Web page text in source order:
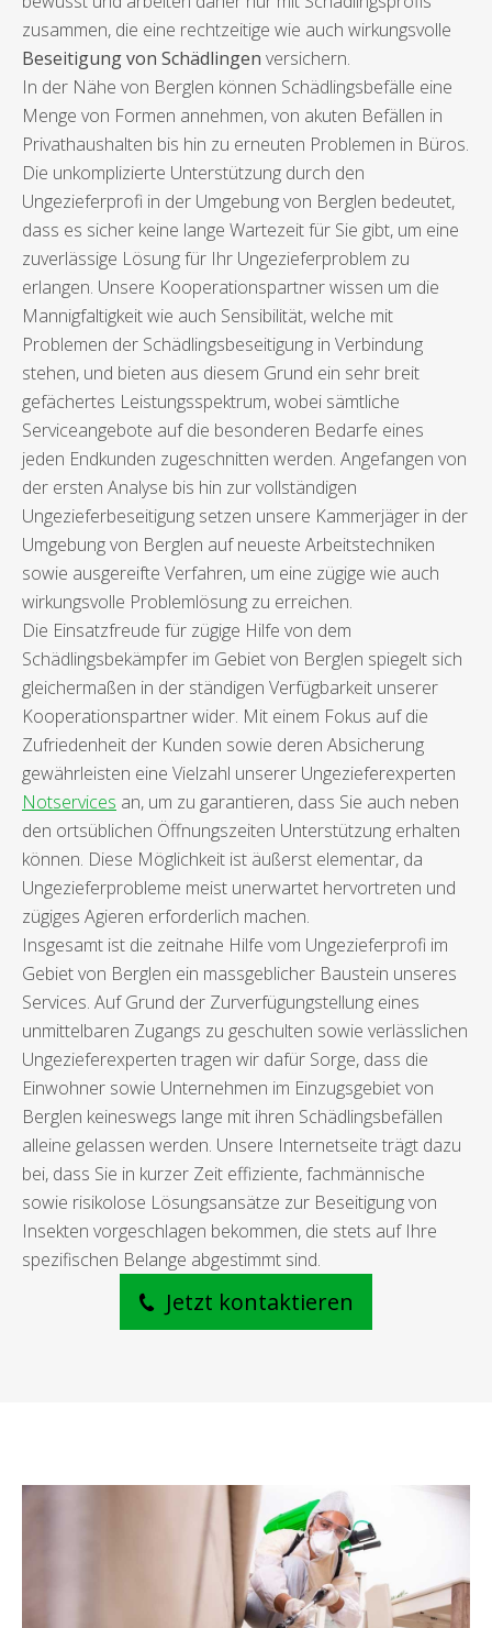
zusammen, die eine rechtzeitige wie auch wirkungsvolle
Beseitigung von Schädlingen versichern.
In der Nähe von Berglen können Schädlingsbefälle eine
Menge von Formen annehmen, von akuten Befällen in
Privathaushalten bis hin zu erneuten Problemen in Büros.
Die unkomplizierte Unterstützung durch den
Ungezieferprofi in der Umgebung von Berglen bedeutet,
dass es sicher keine lange Wartezeit für Sie gibt, um eine
zuverlässige Lösung für Ihr Ungezieferproblem zu
erlangen. Unsere Kooperationspartner wissen um die
Mannigfaltigkeit wie auch Sensibilität, welche mit
Problemen der Schädlingsbeseitigung in Verbindung
stehen, und bieten aus diesem Grund ein sehr breit
gefächertes Leistungsspektrum, wobei sämtliche
Serviceangebote auf die besonderen Bedarfe eines
jeden Endkunden zugeschnitten werden. Angefangen von
der ersten Analyse bis hin zur vollständigen
Ungezieferbeseitigung setzen unsere Kammerjäger in der
Umgebung von Berglen auf neueste Arbeitstechniken
sowie ausgereifte Verfahren, um eine zügige wie auch
wirkungsvolle Problemlösung zu erreichen.
Die Einsatzfreude für zügige Hilfe von dem
Schädlingsbekämpfer im Gebiet von Berglen spiegelt sich
gleichermaßen in der ständigen Verfügbarkeit unserer
Kooperationspartner wider. Mit einem Fokus auf die
Zufriedenheit der Kunden sowie deren Absicherung
gewährleisten eine Vielzahl unserer Ungezieferexperten
Notservices an, um zu garantieren, dass Sie auch neben
den ortsüblichen Öffnungszeiten Unterstützung erhalten
können. Diese Möglichkeit ist äußerst elementar, da
Ungezieferprobleme meist unerwartet hervortreten und
zügiges Agieren erforderlich machen.
Insgesamt ist die zeitnahe Hilfe vom Ungezieferprofi im
Gebiet von Berglen ein massgeblicher Baustein unseres
Services. Auf Grund der Zurverfügungstellung eines
unmittelbaren Zugangs zu geschulten sowie verlässlichen
Ungezieferexperten tragen wir dafür Sorge, dass die
Einwohner sowie Unternehmen im Einzugsgebiet von
Berglen keineswegs lange mit ihren Schädlingsbefällen
alleine gelassen werden. Unsere Internetseite trägt dazu
bei, dass Sie in kurzer Zeit effiziente, fachmännische
sowie risikolose Lösungsansätze zur Beseitigung von
Insekten vorgeschlagen bekommen, die stets auf Ihre
spezifischen Belange abgestimmt sind.
Jetzt kontaktieren